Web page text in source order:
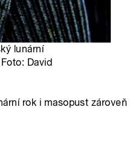
lunární
David
rok i masopust zároveň